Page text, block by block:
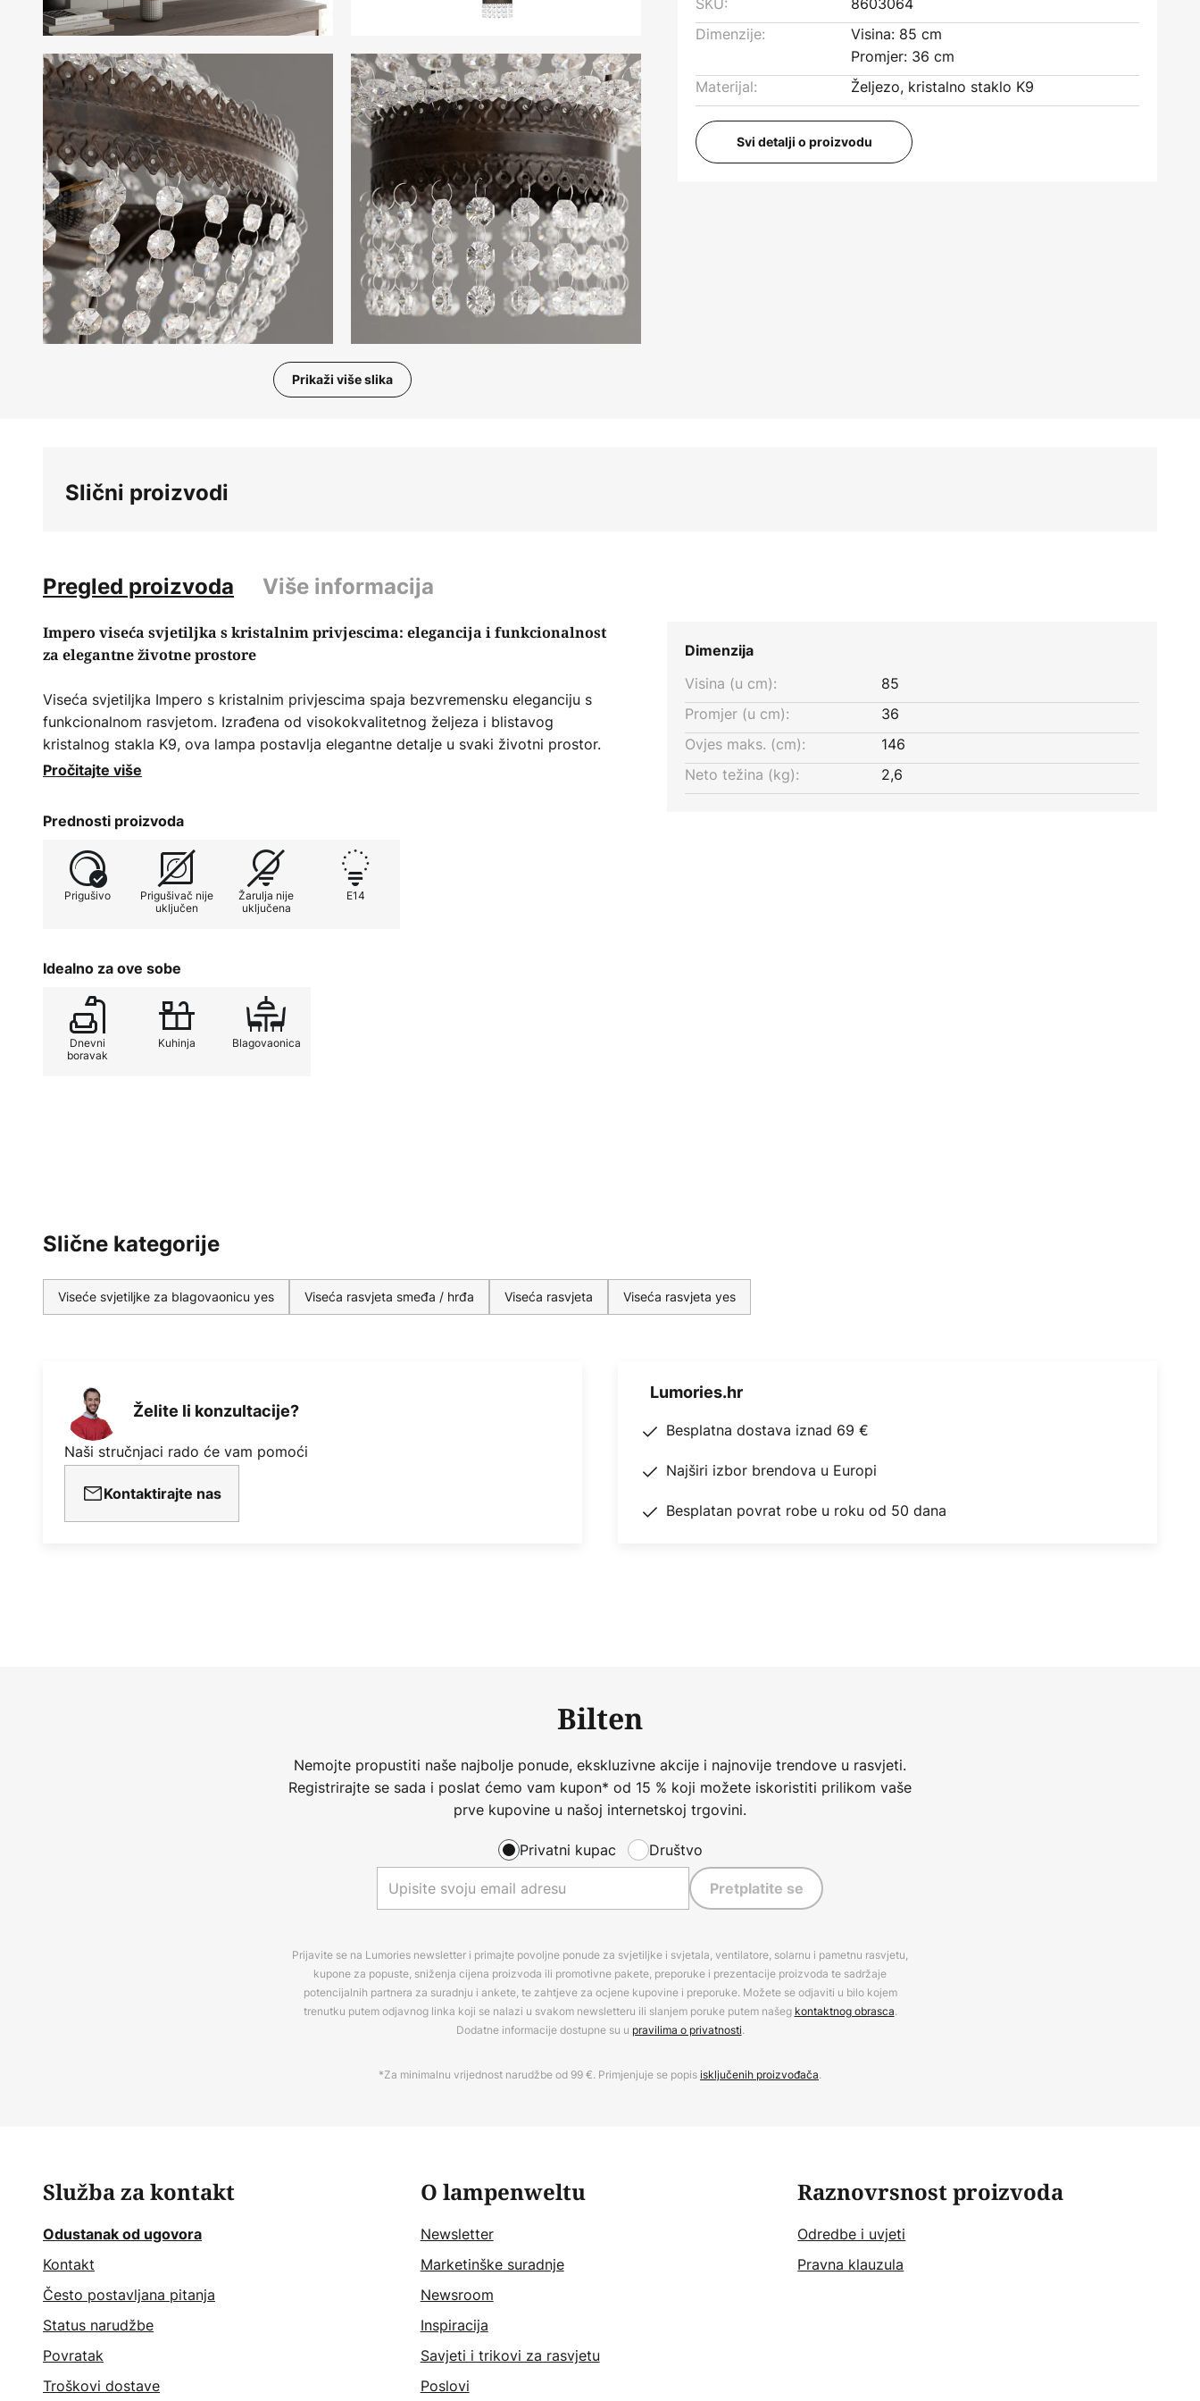
Prikaži više slika
Dimenzije:
Visina: 85 cm
Promjer: 36 cm
Materijal:
Željezo, kristalno staklo K9
Svi detalji o proizvodu
Slični proizvodi
Pregled proizvoda Više informacija
Impero viseća svjetiljka s kristalnim privjescima: elegancija i funkcionalnost
za elegantne životne prostore
Viseća svjetiljka Impero s kristalnim privjescima spaja bezvremensku eleganciju s
funkcionalnom rasvjetom. Izrađena od visokokvalitetnog željeza i blistavog
kristalnog stakla K9, ova lampa postavlja elegantne detalje u svaki životni prostor.
Kombinacija antikno smeđe i bistrih boja daje lampi klasičan dodir koji se skladno
Posebnost viseće svjetiljke Impero je mogućnost prigušivanja, što je omogućeno
vanjskim prigušivačem. To omogućuje fleksibilno podešavanje intenziteta svjetla
kako bi se stvorila željena atmosfera. Bilo da se radi o ugodnoj večeri ili
inspirativnom radnom okruženju, ova lampa nudi savršeno rješenje za rasvjetu.
Pročitajte više
Prednosti proizvoda
Prigušivo
Prigušivač nije
uključen
Žarulja nije
uključena
E14
Idealno za ove sobe
Dnevni
boravak
Kuhinja Blagovaonica
Dimenzija
Visina (u cm):
85
Promjer (u cm):
36
Ovjes maks. (cm):
146
Neto težina (kg):
2,6
Slične kategorije
Viseće svjetiljke za blagovaonicu yes Viseća rasvjeta smeđa / hrđa Viseća rasvjeta Viseća rasvjeta yes
Želite li konzultacije?
Naši stručnjaci rado će vam pomoći
Kontaktirajte nas
Lumories.hr
Besplatna dostava iznad 69 €
Najširi izbor brendova u Europi
Besplatan povrat robe u roku od 50 dana
Bilten
Nemojte propustiti naše najbolje ponude, ekskluzivne akcije i najnovije trendove u rasvjeti.
Registrirajte se sada i poslat ćemo vam kupon* od 15 % koji možete iskoristiti prilikom vaše
prve kupovine u našoj internetskoj trgovini.
Privatni kupac Društvo
Pretplatite se
Prijavite se na Lumories newsletter i primajte povoljne ponude za svjetiljke i svjetala, ventilatore, solarnu i pametnu rasvjetu,
kupone za popuste, sniženja cijena proizvoda ili promotivne pakete, preporuke i prezentacije proizvoda te sadržaje
potencijalnih partnera za suradnju i ankete, te zahtjeve za ocjene kupovine i preporuke. Možete se odjaviti u bilo kojem
trenutku putem odjavnog linka koji se nalazi u svakom newsletteru ili slanjem poruke putem našeg kontaktnog obrasca.
Dodatne informacije dostupne su u pravilima o privatnosti.
*Za minimalnu vrijednost narudžbe od 99 €. Primjenjuje se popisisključenih proizvođača.
Služba za kontakt
Odustanak od ugovora
Kontakt
Često postavljana pitanja
Status narudžbe
Povratak
Troškovi dostave
O lampenweltu
Newsletter
Marketinške suradnje
Newsroom
Inspiracija
Savjeti i trikovi za rasvjetu
Poslovi
Raznovrsnost proizvoda
Odredbe i uvjeti
Pravna klauzula